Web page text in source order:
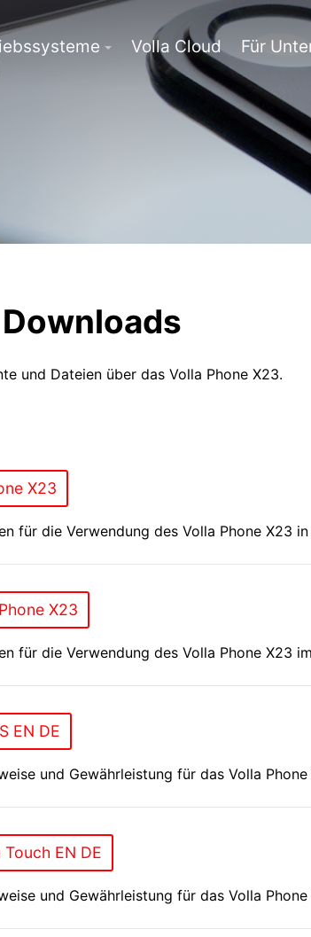
Volla Cloud Für
und Dateien über das Volla Phone X23.
X23
für die Verwendung des Volla Phone X23
X23
für die Verwendung des Volla Phone X23
EN DE
und Gewährleistung für das Volla
EN DE
und Gewährleistung für das Volla